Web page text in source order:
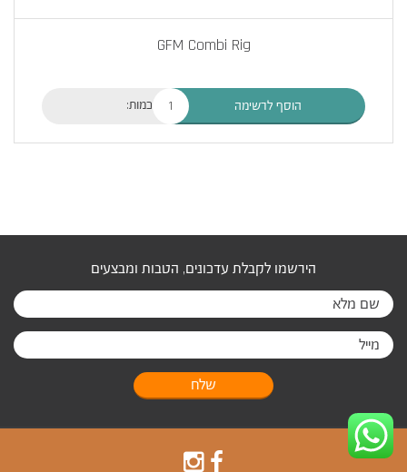
GFM Combi Rig
כמות: הוסף לרשימה
הירשמו לקבלת עדכונים, הטבות ומבצעים
שלח